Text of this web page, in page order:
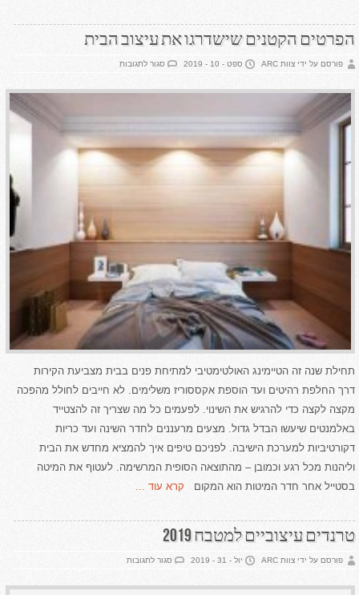
הפרטים הקטנים שישדרגו את עיצוב הבית
פורסם על ידי צוות ARC ספט - 10 - 2019 סגור לתגובותעל
שישדרגו
תחילת שנה זה הטיימינג האולטימטיבי למתיחת פנים בבית מצביעת הקירות
דרך החלפת רהיטים ועד הוספת אקססוריז משלימים. לא חייבים לחולל מהפכה
מקצה לקצה כדי להרגיש את השינוי. לפעמים כל מה שצריך זה להצטייד
באלמנטים שיעשו הבדל גדול. מצעים מרעננים לחדר השינה ועד כריות
דקורטיביות למערכת הישיבה. לפניכם טיפים איך להמציא מחדש את הבית
וליהנות מכל רגע וכמובן – מהתוצאה הסופית המרשימה. לעטוף את המיטה
בסטייל אחר חדר המיטות הוא המקום קרא עוד ...
טרנדים עיצוביים למטבח 2019
פורסם על ידי צוות ARC יול - 31 - 2019 סגור לתגובותעל
למטבח